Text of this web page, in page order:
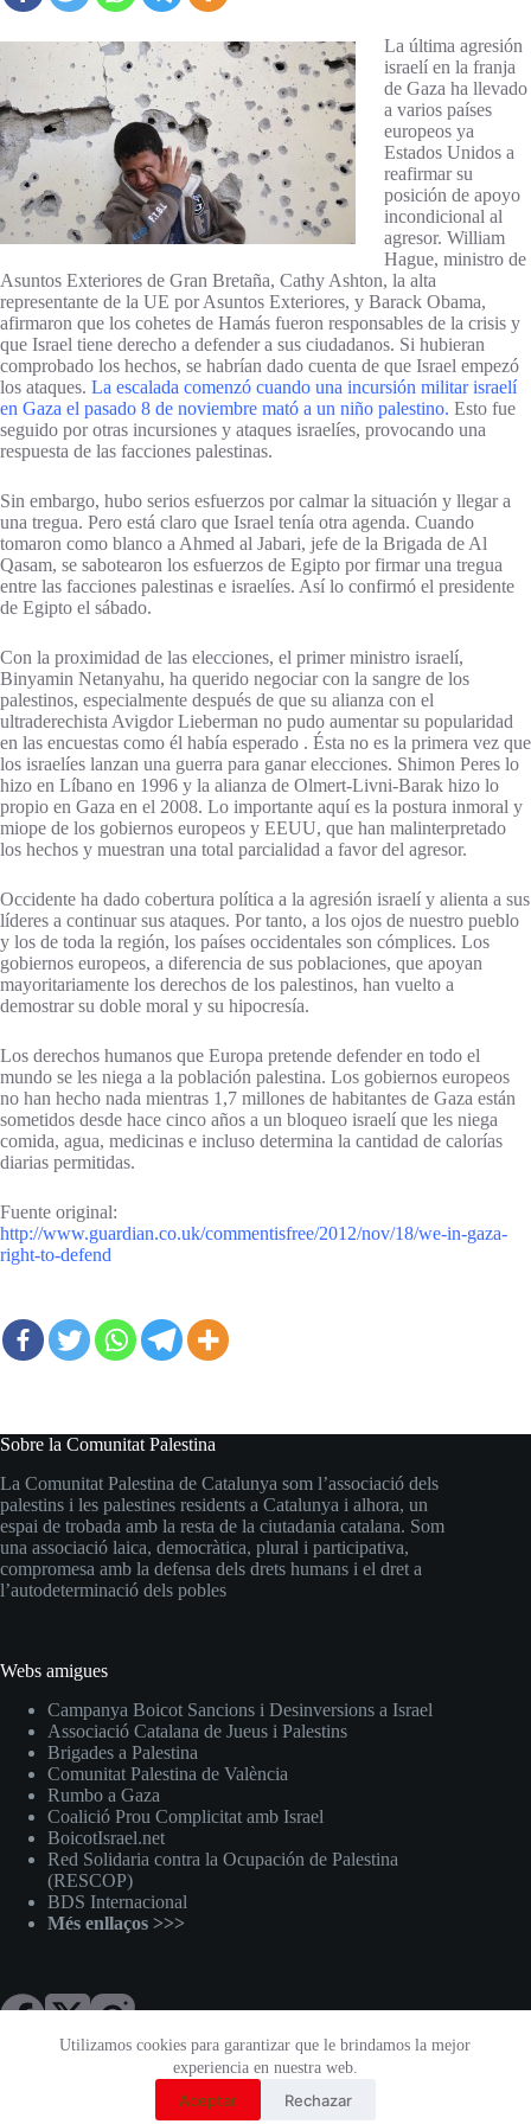
Utilizamos cookies para garantizar que le brindamos la mejor
experiencia en nuestra web.
Aceptar Rechazar
La última agresión
israelí en la franja
de Gaza ha llevado
a varios países
europeos ya
Estados Unidos a
reafirmar su
posición de apoyo
incondicional al
agresor. William
Hague, ministro de
Asuntos Exteriores de Gran Bretaña, Cathy Ashton, la alta
representante de la UE por Asuntos Exteriores, y Barack Obama,
afirmaron que los cohetes de Hamás fueron responsables de la crisis y
que Israel tiene derecho a defender a sus ciudadanos. Si hubieran
comprobado los hechos, se habrían dado cuenta de que Israel empezó
los ataques. La escalada comenzó cuando una incursión militar israelí
en Gaza el pasado 8 de noviembre mató a un niño palestino. Esto fue
seguido por otras incursiones y ataques israelíes, provocando una
respuesta de las facciones palestinas.
Sin embargo, hubo serios esfuerzos por calmar la situación y llegar a
una tregua. Pero está claro que Israel tenía otra agenda. Cuando
tomaron como blanco a Ahmed al Jabari, jefe de la Brigada de Al
Qasam, se sabotearon los esfuerzos de Egipto por firmar una tregua
entre las facciones palestinas e israelíes. Así lo confirmó el presidente
de Egipto el sábado.
Con la proximidad de las elecciones, el primer ministro israelí,
Binyamin Netanyahu, ha querido negociar con la sangre de los
palestinos, especialmente después de que su alianza con el
ultraderechista Avigdor Lieberman no pudo aumentar su popularidad
en las encuestas como él había esperado . Ésta no es la primera vez que
los israelíes lanzan una guerra para ganar elecciones. Shimon Peres lo
hizo en Líbano en 1996 y la alianza de Olmert-Livni-Barak hizo lo
propio en Gaza en el 2008. Lo importante aquí es la postura inmoral y
miope de los gobiernos europeos y EEUU, que han malinterpretado
los hechos y muestran una total parcialidad a favor del agresor.
Occidente ha dado cobertura política a la agresión israelí y alienta a sus
líderes a continuar sus ataques. Por tanto, a los ojos de nuestro pueblo
y los de toda la región, los países occidentales son cómplices. Los
gobiernos europeos, a diferencia de sus poblaciones, que apoyan
mayoritariamente los derechos de los palestinos, han vuelto a
demostrar su doble moral y su hipocresía.
Los derechos humanos que Europa pretende defender en todo el
mundo se les niega a la población palestina. Los gobiernos europeos
no han hecho nada mientras 1,7 millones de habitantes de Gaza están
sometidos desde hace cinco años a un bloqueo israelí que les niega
comida, agua, medicinas e incluso determina la cantidad de calorías
diarias permitidas.
Fuente original:
http://www.guardian.co.uk/commentisfree/2012/nov/18/we-in-gaza-
right-to-defend
Sobre la Comunitat Palestina
La Comunitat Palestina de Catalunya som l’associació dels
palestins i les palestines residents a Catalunya i alhora, un
espai de trobada amb la resta de la ciutadania catalana. Som
una associació laica, democràtica, plural i participativa,
compromesa amb la defensa dels drets humans i el dret a
l’autodeterminació dels pobles
Webs amigues
Campanya Boicot Sancions i Desinversions a Israel
Associació Catalana de Jueus i Palestins
Brigades a Palestina
Comunitat Palestina de València
Rumbo a Gaza
Coalició Prou Complicitat amb Israel
BoicotIsrael.net
Red Solidaria contra la Ocupación de Palestina
(RESCOP)
BDS Internacional
Més enllaços >>>
Llicència Creative CommonsReconeixement-CompartirIgual